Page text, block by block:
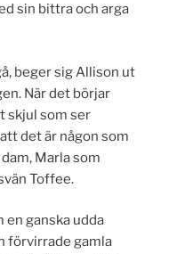
sin bittra och arga
beger sig Allison ut
När det börjar
skjul som ser
det är någon som
Marla som
Toffee.
ganska udda
förvirrade gamla